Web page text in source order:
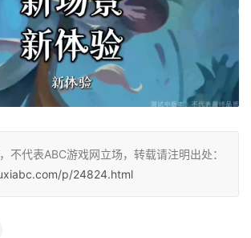
不代表ABC游戏网立场，转载请注明出处：
p/24824.html